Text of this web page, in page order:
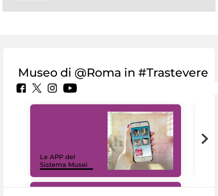
Museo di @Roma in #Trastevere
Le APP del
Sistema Musei